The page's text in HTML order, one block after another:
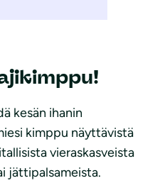
kesän ihanin
kimppu näyttävistä
vieraskasveista
jättipalsameista.